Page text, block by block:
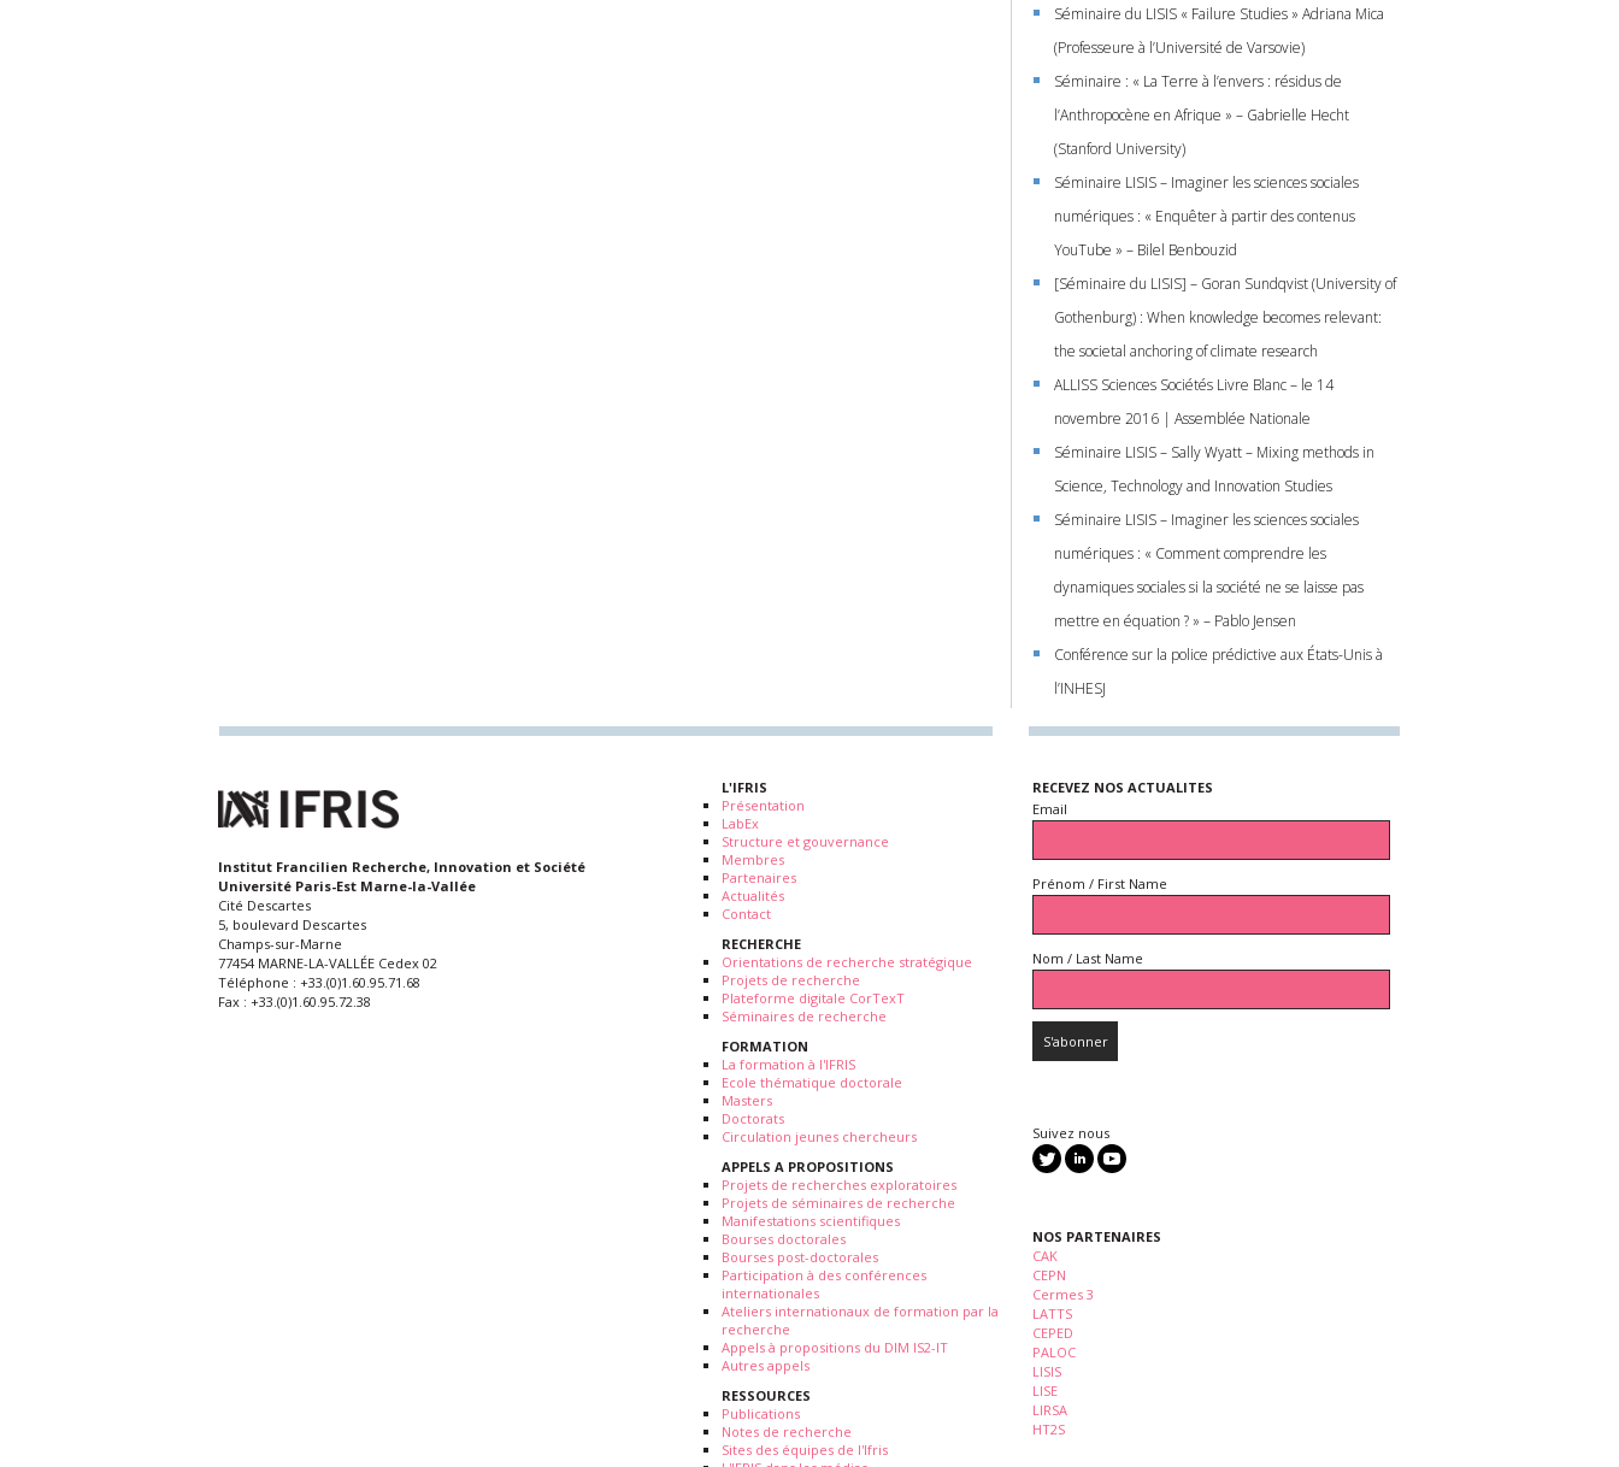
Séminaire du LISIS « Failure Studies » Adriana Mica
(Professeure à l’Université de Varsovie)
Séminaire : « La Terre à l’envers : résidus de
l’Anthropocène en Afrique » – Gabrielle Hecht
(Stanford University)
Séminaire LISIS – Imaginer les sciences sociales
numériques : « Enquêter à partir des contenus
YouTube » – Bilel Benbouzid
[Séminaire du LISIS] – Goran Sundqvist (University of
Gothenburg) : When knowledge becomes relevant:
the societal anchoring of climate research
ALLISS Sciences Sociétés Livre Blanc – le 14
novembre 2016 | Assemblée Nationale
Séminaire LISIS – Sally Wyatt – Mixing methods in
Science, Technology and Innovation Studies
Séminaire LISIS – Imaginer les sciences sociales
numériques : « Comment comprendre les
dynamiques sociales si la société ne se laisse pas
mettre en équation ? » – Pablo Jensen
Conférence sur la police prédictive aux États-Unis à
l’INHESJ
Institut Francilien Recherche, Innovation et Société
Université Paris-Est Marne-la-Vallée
Cité Descartes
5, boulevard Descartes
Champs-sur-Marne
77454 MARNE-LA-VALLÉE Cedex 02
Téléphone : +33.(0)1.60.95.71.68
Fax : +33.(0)1.60.95.72.38
L'IFRIS
Présentation
LabEx
Structure et gouvernance
Membres
Partenaires
Actualités
Contact
RECHERCHE
Orientations de recherche stratégique
Projets de recherche
Plateforme digitale CorTexT
Séminaires de recherche
FORMATION
La formation à l'IFRIS
Ecole thématique doctorale
Masters
Doctorats
Circulation jeunes chercheurs
APPELS A PROPOSITIONS
Projets de recherches exploratoires
Projets de séminaires de recherche
Manifestations scientifiques
Bourses doctorales
Bourses post-doctorales
Participation à des conférences
internationales
Ateliers internationaux de formation par la
recherche
Appels à propositions du DIM IS2-IT
Autres appels
RESSOURCES
Publications
Notes de recherche
Sites des équipes de l'Ifris
RECEVEZ NOS ACTUALITES
Email
Prénom / First Name
Nom / Last Name
Suivez nous
NOS PARTENAIRES
CAK
CEPN
Cermes 3
LATTS
CEPED
PALOC
LISIS
LISE
LIRSA
HT2S